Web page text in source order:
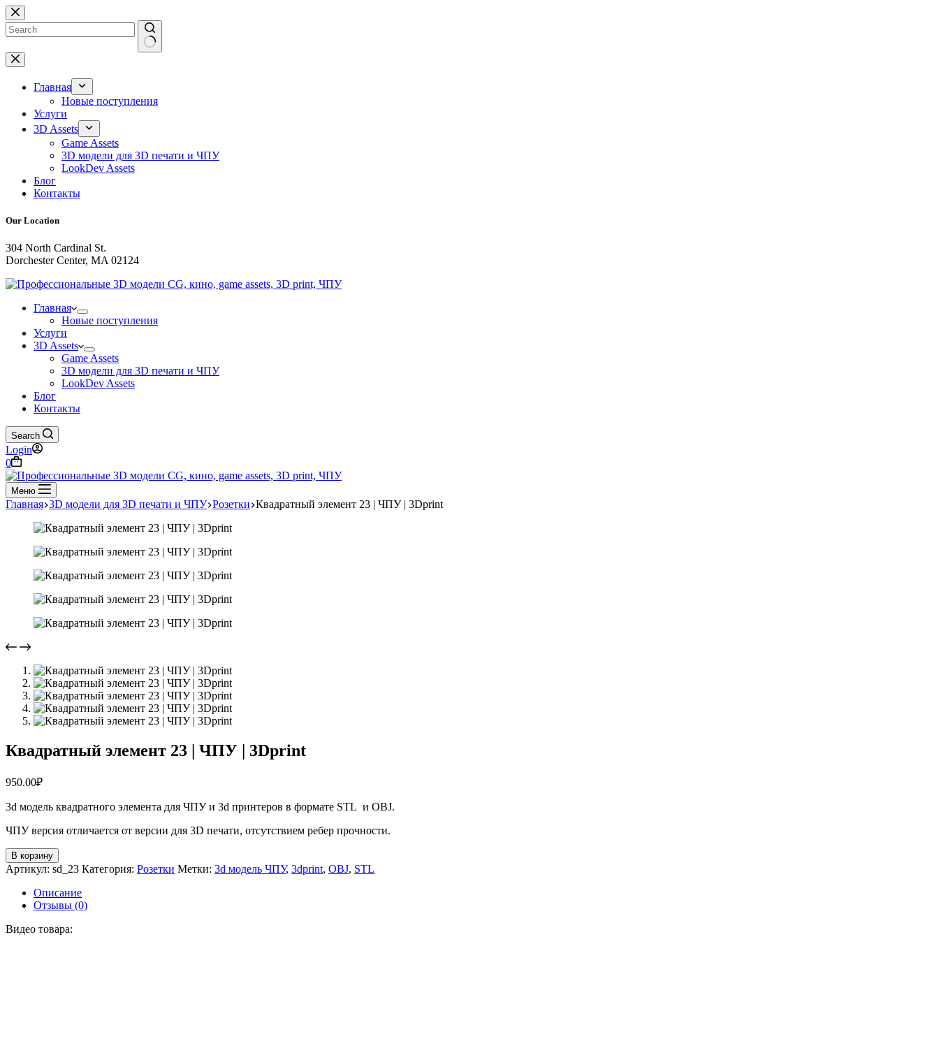
Перейти
к
сути
Ничего
не
найденоГлавная
Новые поступления
Услуги
3D Assets
Game Assets
3D модели для 3D печати и ЧПУ
LookDev Assets
Блог
Контакты
Our Location
304 North Cardinal St.
Dorchester Center, MA 02124
Главная
Новые поступления
Услуги
3D Assets
Game Assets
3D модели для 3D печати и ЧПУ
LookDev Assets
Блог
Контакты
Search
Login
Корзина
0
Меню
Главная 3D модели для 3D печати и ЧПУ Розетки Квадратный элемент 23 | ЧПУ | 3Dprint
Квадратный элемент 23 | ЧПУ | 3Dprint
950.00₽
3d модель квадратного элемента для ЧПУ и 3d принтеров в формате STL и OBJ.
ЧПУ версия отличается от версии для 3D печати, отсутствием ребер прочности.
Количество
товара
Квадратный
элемент
ЧПУ
В корзину
Артикул: sd_23 Категория: Розетки Метки: 3d модель ЧПУ, 3dprint, OBJ, STL
Описание
Отзывы (0)
Видео товара: